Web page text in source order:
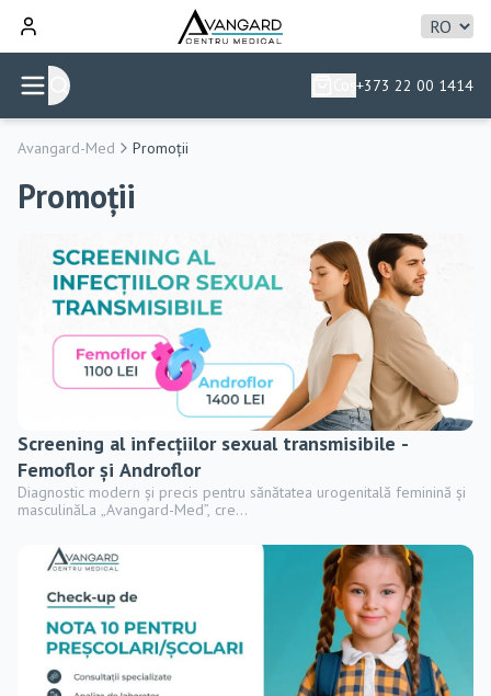
+373 22 00 1414
Avangard-Med Promoții
Promoții
Screening al infecțiilor sexual transmisibile -
Femoflor și Androflor
Diagnostic modern și precis pentru sănătatea urogenitală feminină și
masculinăLa „Avangard-Med”, cre...